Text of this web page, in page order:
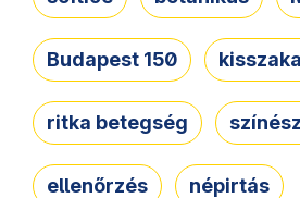
Budapest 150
ritka betegség
ellenőrzés népirtás